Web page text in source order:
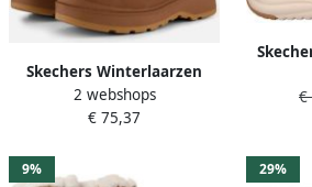
Skechers Winterlaarzen
PARK CITY trekking laarzen
veterschoenen met warme
2 webshops
€ 75,37
Ins On-
€
9% 29%